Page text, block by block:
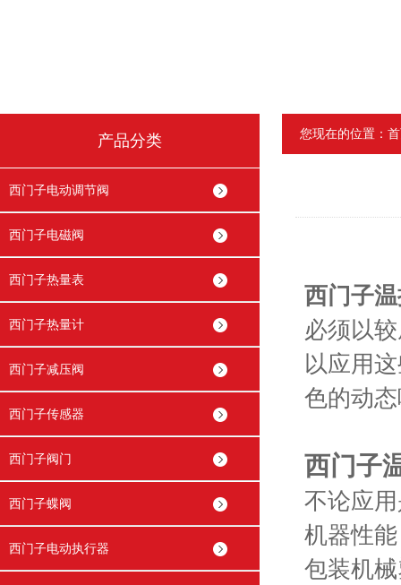
产品分类
西门子电动调节阀
西门子电磁阀
西门子热量表
西门子热量计
西门子减压阀
西门子传感器
西门子阀门
西门子蝶阀
西门子电动执行器
您现在的位置：
西门子
必须以
以应用
色的动
西门子
不论应
机器性
包装机